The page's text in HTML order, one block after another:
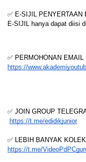
✅ E-SIJIL PENYERTAAN
E-SIJIL hanya dapat diisi
✅ PERMOHONAN EMAIL
https://
✅ JOIN GROUP
https://t.me/edidikjunior
✅ LEBIH BANYAK
https://t.me/